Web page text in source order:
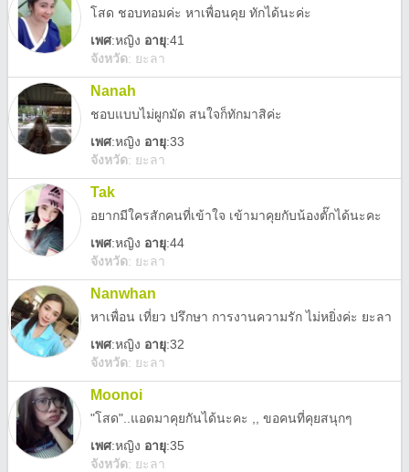
โสด ชอบทอมค่ะ หาเพื่อนคุย ทักได้นะค่ะ
เพศ:หญิง อายุ:41
จังหวัด: ยะลา
Nanah
ชอบแบบไม่ผูกมัด สนใจก็ทักมาสิค่ะ
เพศ:หญิง อายุ:33
จังหวัด: ยะลา
Tak
อยากมีใครสักคนที่เข้าใจ เข้ามาคุยกับน้องตั๊กได้นะคะ
เพศ:หญิง อายุ:44
จังหวัด: ยะลา
Nanwhan
หาเพื่อน เที่ยว ปรึกษา การงานความรัก ไม่หยิ่งค่ะ ยะลา
เพศ:หญิง อายุ:32
จังหวัด: ยะลา
Moonoi
"โสด"..แอดมาคุยกันได้นะคะ ,, ขอคนที่คุยสนุกๆ
เพศ:หญิง อายุ:35
จังหวัด: ยะลา